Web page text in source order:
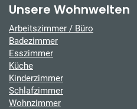
Unsere Wohnwelten
Arbeitszimmer / Büro
Badezimmer
Esszimmer
Küche
Kinderzimmer
Schlafzimmer
Wohnzimmer